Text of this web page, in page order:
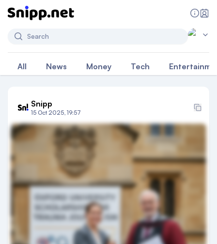
Search
All News Money Tech
Snipp
15 Oct 2025, 19:57